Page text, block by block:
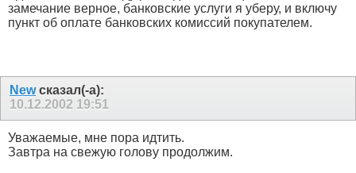
замечание верное, банковские услуги я уберу, и включу
пункт об оплате банковских комиссий покупателем.
Newсказал(-а):
10.12.2002 19:51
Уважаемые, мне пора идтить.
Завтра на свежую голову продолжим.